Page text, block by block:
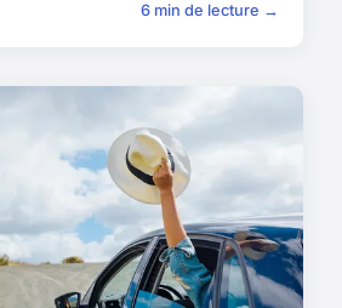
6 min de lecture →